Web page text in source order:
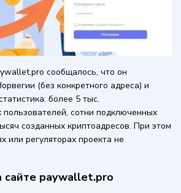
сообщалось, что он
(без конкретного адреса) и
более 5 тыс.
пользователей, сотни подключенных
созданных криптоадресов. При этом
или регуляторах проекта не
сайте paywallet.pro